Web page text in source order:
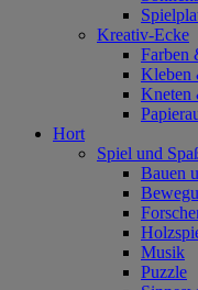
Kreativ-Ecke
Farben
Kleben
Kneten
Hort
Spiel und
Bauen
Musik
Puzzle